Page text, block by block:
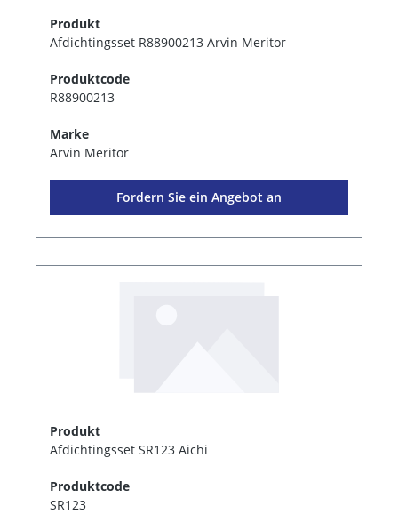
Produkt
Afdichtingsset R88900213 Arvin Meritor
Produktcode
R88900213
Marke
Arvin Meritor
Fordern Sie ein Angebot an
Produkt
Afdichtingsset SR123 Aichi
Produktcode
SR123